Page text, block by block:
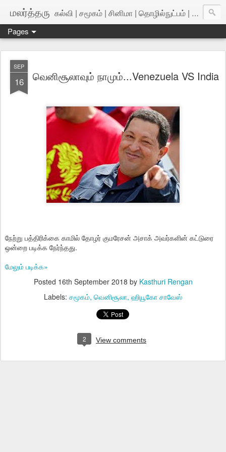
மலர்த்தரு கல்வி | சமூகம் | சினிமா | தொழில்நுட்பம் | அறிவியல்
Pages
SEP
16 வெனிசூலாவும் நாமும்...Venezuela VS India
நேற்று பத்திரிக்கை காமில் தோழர் குமரேசன் அசாக் அவர்களின் கட்டுரை
ஒன்றை படிக்க நேர்ந்தது.
மேலும் படிக்க»
Posted 16th September 2018 by Kasthuri Rengan
Labels: சமூகம் வெனிசூலா ஹியூகோ சாவேஸ்
2 View comments